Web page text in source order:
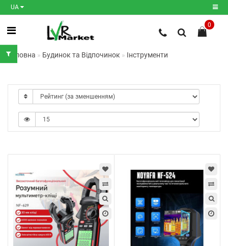
UA
Реєстрація
закладки0
Порівняння
0
Головна Будинок та Відпочинок Інструменти